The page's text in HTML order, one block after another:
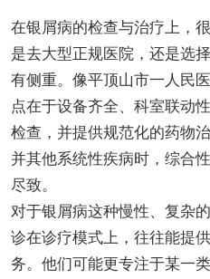
在银屑病的检查与治疗上，
是去大型正规医院，还是选
有侧重。像平顶山市一人民
点在于设备齐全、科室联动
检查，并提供规范化的药物
并其他系统性疾病时，综合
尽致。
对于银屑病这种慢性、复杂
诊在诊疗模式上，往往能提
务。他们可能更专注于某一